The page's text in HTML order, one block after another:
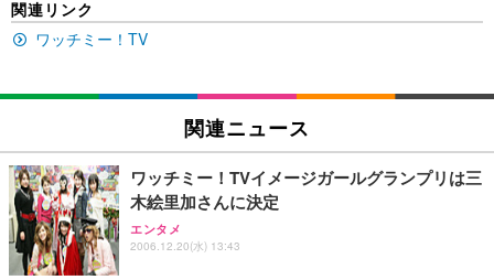
い 跳ね上げ式アームレスト コンパクト 約105度ロッ
キング pc 事務椅子 360度回転 座面昇降 強化ナイロ
SIHOO B100 オフィスチェア／デスクチェア メッシ
ュチェア 人間工学 疲れない ブラック
￥27,999
Sezlife オフィスチェア デスクチェア 疲れない テレ
EV3240X-WT | 31.5型4K UHD・USB Type-C・ホワ
イト
EIZO ビジネス向けプレミアムモニター | FlexScan
EV2740X-WT | 27.0型4K UHD・USB Type-C・ホワ
￥109,572
回使い捨て 無香料 ホワイト 300枚
Amazonベーシック ペットシーツ 厚型 ワイド 42枚
x2袋(84枚) ホワイト(吸収面:ライトブルー)
￥3,234
関連リンク
ワッチミー！TV
関連ニュース
ワッチミー！TVイメージガールグランプリは三
木絵里加さんに決定
エンタメ
2006.12.20(水) 13:43